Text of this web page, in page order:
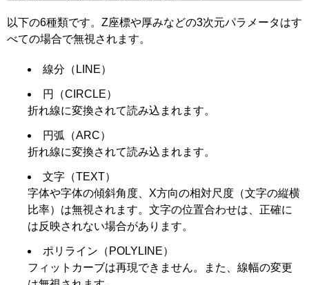
以下の6種類です。Z座標や厚みなどの3次元パラメータはす
べての場合で無視されます。
線分（LINE）
円（CIRCLE）
折れ線に変換されて読み込まれます。
円弧（ARC）
折れ線に変換されて読み込まれます。
文字（TEXT）
字体や字体の傾斜角度、X方向の相対尺度（文字の縦横
比率）は無視されます。文字の位置合わせは、正確に
は反映されない場合があります。
ポリライン（POLYLINE）
フィットカーブは再現できません。また、線幅の変更